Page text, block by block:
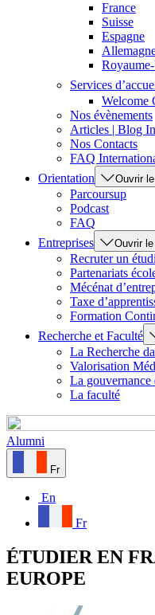
France
Suisse
Espagne
Services
Welcome
Nos évènements
Articles | Blog
Nos Contacts
FAQ
Orientation
Ouvrir
Parcoursup
Podcast
FAQ
Entreprises
Ouvrir
Recruter un
Partenariats
Mécénat
Taxe
Formation
Recherche et Faculté
La Recherche
Valorisation
La gouvernance
La faculté
Alumni
Fr
En
Fr
ÉTUDIER EN
EUROPE